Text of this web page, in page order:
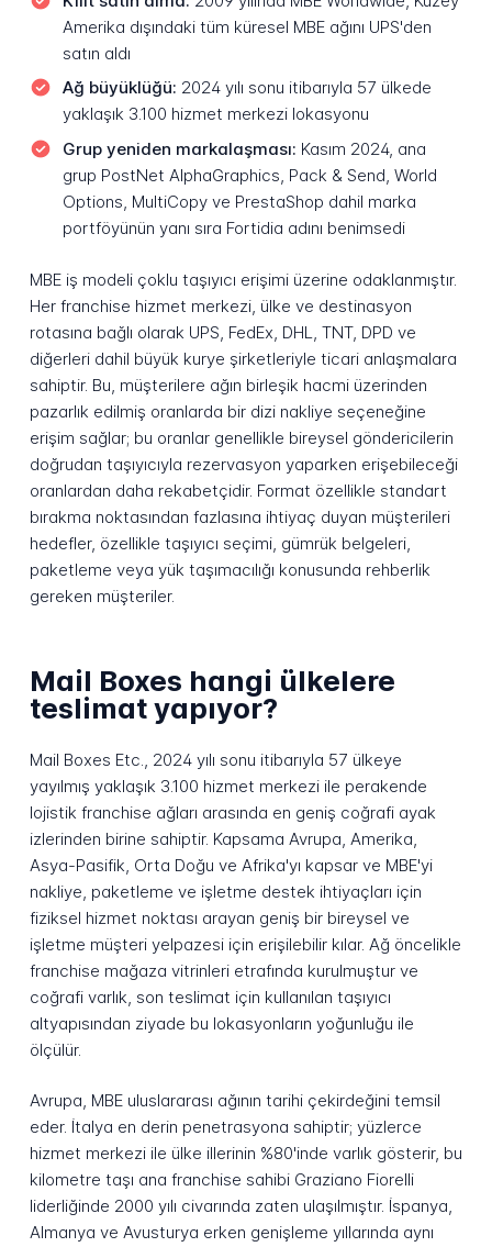
Amerika dışındaki tüm küresel MBE ağını UPS'den
satın aldı
Ağ büyüklüğü: 2024 yılı sonu itibarıyla 57 ülkede
yaklaşık 3.100 hizmet merkezi lokasyonu
Grup yeniden markalaşması: Kasım 2024, ana
grup PostNet AlphaGraphics, Pack & Send, World
Options, MultiCopy ve PrestaShop dahil marka
portföyünün yanı sıra Fortidia adını benimsedi
MBE iş modeli çoklu taşıyıcı erişimi üzerine odaklanmıştır.
Her franchise hizmet merkezi, ülke ve destinasyon
rotasına bağlı olarak UPS, FedEx, DHL, TNT, DPD ve
diğerleri dahil büyük kurye şirketleriyle ticari anlaşmalara
sahiptir. Bu, müşterilere ağın birleşik hacmi üzerinden
pazarlık edilmiş oranlarda bir dizi nakliye seçeneğine
erişim sağlar; bu oranlar genellikle bireysel göndericilerin
doğrudan taşıyıcıyla rezervasyon yaparken erişebileceği
oranlardan daha rekabetçidir. Format özellikle standart
bırakma noktasından fazlasına ihtiyaç duyan müşterileri
hedefler, özellikle taşıyıcı seçimi, gümrük belgeleri,
paketleme veya yük taşımacılığı konusunda rehberlik
gereken müşteriler.
Mail Boxes hangi ülkelere
teslimat yapıyor?
Mail Boxes Etc., 2024 yılı sonu itibarıyla 57 ülkeye
yayılmış yaklaşık 3.100 hizmet merkezi ile perakende
lojistik franchise ağları arasında en geniş coğrafi ayak
izlerinden birine sahiptir. Kapsama Avrupa, Amerika,
Asya-Pasifik, Orta Doğu ve Afrika'yı kapsar ve MBE'yi
nakliye, paketleme ve işletme destek ihtiyaçları için
fiziksel hizmet noktası arayan geniş bir bireysel ve
işletme müşteri yelpazesi için erişilebilir kılar. Ağ öncelikle
franchise mağaza vitrinleri etrafında kurulmuştur ve
coğrafi varlık, son teslimat için kullanılan taşıyıcı
altyapısından ziyade bu lokasyonların yoğunluğu ile
ölçülür.
Avrupa, MBE uluslararası ağının tarihi çekirdeğini temsil
eder. İtalya en derin penetrasyona sahiptir; yüzlerce
hizmet merkezi ile ülke illerinin %80'inde varlık gösterir, bu
kilometre taşı ana franchise sahibi Graziano Fiorelli
liderliğinde 2000 yılı civarında zaten ulaşılmıştır. İspanya,
Almanya ve Avusturya erken genişleme yıllarında aynı